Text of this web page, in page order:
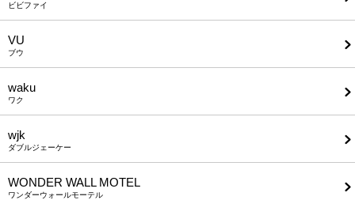
ビビファイ
VU
ブウ
waku
ワク
wjk
ダブルジェーケー
WONDER WALL MOTEL
ワンダーウォールモーテル